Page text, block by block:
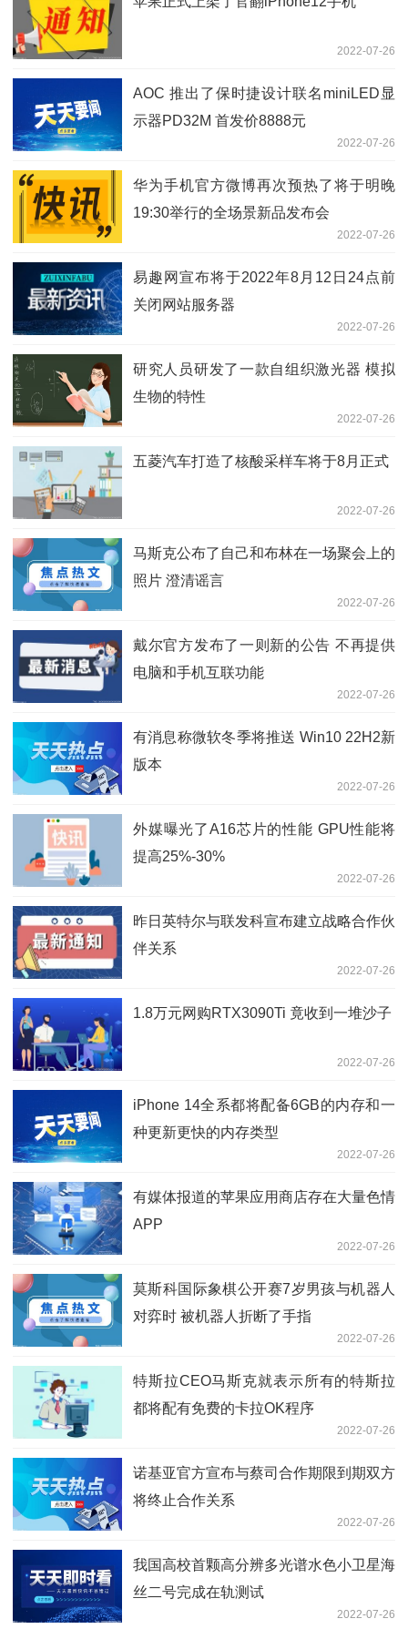
2022-07-26
AOC 推出了保时捷设计联名miniLED显
示器PD32M 首发价8888元
2022-07-26
华为手机官方微博再次预热了将于明晚
19:30举行的全场景新品发布会
2022-07-26
易趣网宣布将于2022年8月12日24点前
关闭网站服务器
2022-07-26
研究人员研发了一款自组织激光器 模拟
生物的特性
2022-07-26
五菱汽车打造了核酸采样车将于8月正式
2022-07-26
马斯克公布了自己和布林在一场聚会上的
照片 澄清谣言
2022-07-26
戴尔官方发布了一则新的公告 不再提供
电脑和手机互联功能
2022-07-26
有消息称微软冬季将推送 Win10 22H2新
版本
2022-07-26
外媒曝光了A16芯片的性能 GPU性能将
提高25%-30%
2022-07-26
昨日英特尔与联发科宣布建立战略合作伙
伴关系
2022-07-26
1.8万元网购RTX3090Ti 竟收到一堆沙子
2022-07-26
iPhone 14全系都将配备6GB的内存和一
种更新更快的内存类型
2022-07-26
有媒体报道的苹果应用商店存在大量色情
APP
2022-07-26
莫斯科国际象棋公开赛7岁男孩与机器人
对弈时 被机器人折断了手指
2022-07-26
特斯拉CEO马斯克就表示所有的特斯拉
都将配有免费的卡拉OK程序
2022-07-26
诺基亚官方宣布与蔡司合作期限到期双方
将终止合作关系
2022-07-26
我国高校首颗高分辨多光谱水色小卫星海
丝二号完成在轨测试
2022-07-26